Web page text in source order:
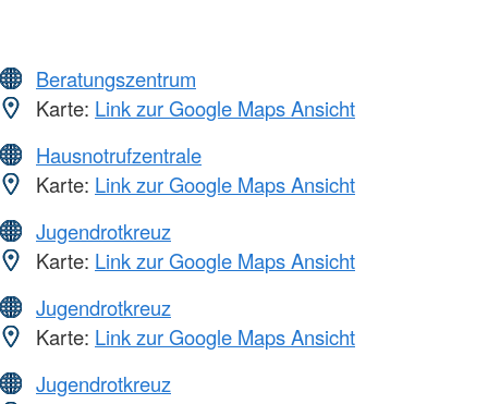
Beratungszentrum
Karte: Link zur Google Maps Ansicht
Hausnotrufzentrale
Karte: Link zur Google Maps Ansicht
Jugendrotkreuz
Karte: Link zur Google Maps Ansicht
Jugendrotkreuz
Karte: Link zur Google Maps Ansicht
Jugendrotkreuz